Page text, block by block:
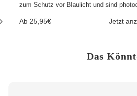
zum Schutz vor Blaulicht und sind
Ab 25,95€ Jetzt
Das